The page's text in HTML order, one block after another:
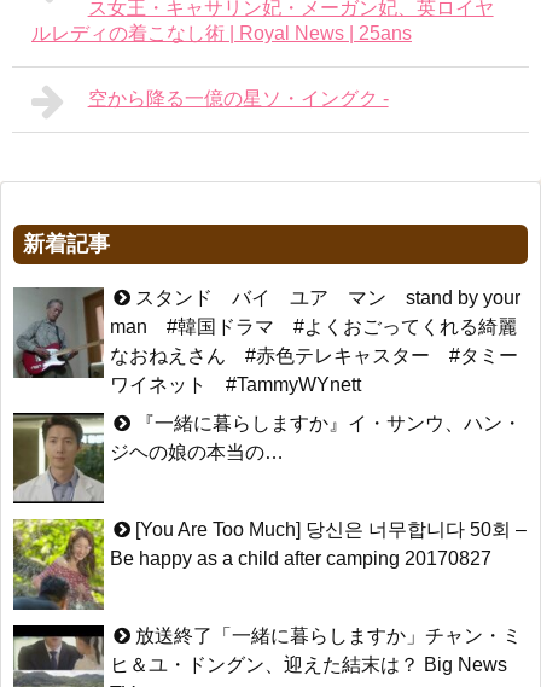
ス女王・キャサリン妃・メーガン妃、英ロイヤ
ルレディの着こなし術 | Royal News | 25ans
空から降る一億の星ソ・イングク -
新着記事
スタンド バイ ユア マン stand by your
man #韓国ドラマ #よくおごってくれる綺麗
なおねえさん #赤色テレキャスター #タミー
ワイネット #TammyWYnett
『一緒に暮らしますか』イ・サンウ、ハン・
ジヘの娘の本当の…
[You Are Too Much] 당신은 너무합니다 50회 –
Be happy as a child after camping 20170827
放送終了「一緒に暮らしますか」チャン・ミ
ヒ＆ユ・ドングン、迎えた結末は？ Big News